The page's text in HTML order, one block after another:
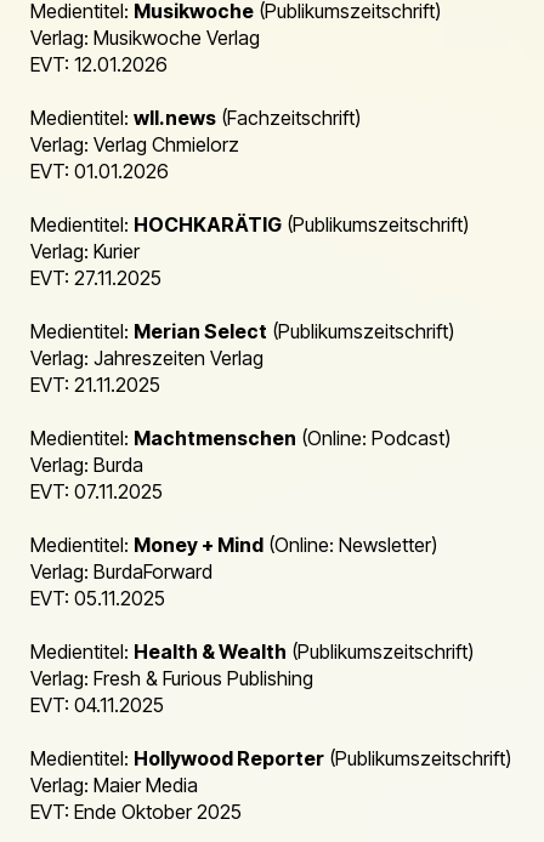
Medientitel: Musikwoche (Publikumszeitschrift)
Verlag: Musikwoche Verlag
EVT: 12.01.2026
Medientitel: wll.news (Fachzeitschrift)
Verlag: Verlag Chmielorz
EVT: 01.01.2026
Medientitel: HOCHKARÄTIG (Publikumszeitschrift)
Verlag: Kurier
EVT: 27.11.2025
Medientitel: Merian Select (Publikumszeitschrift)
Verlag: Jahreszeiten Verlag
EVT: 21.11.2025
Medientitel: Machtmenschen (Online: Podcast)
Verlag: Burda
EVT: 07.11.2025
Medientitel: Money + Mind (Online: Newsletter)
Verlag: BurdaForward
EVT: 05.11.2025
Medientitel: Health & Wealth (Publikumszeitschrift)
Verlag: Fresh & Furious Publishing
EVT: 04.11.2025
Medientitel: Hollywood Reporter (Publikumszeitschrift)
Verlag: Maier Media
EVT: Ende Oktober 2025